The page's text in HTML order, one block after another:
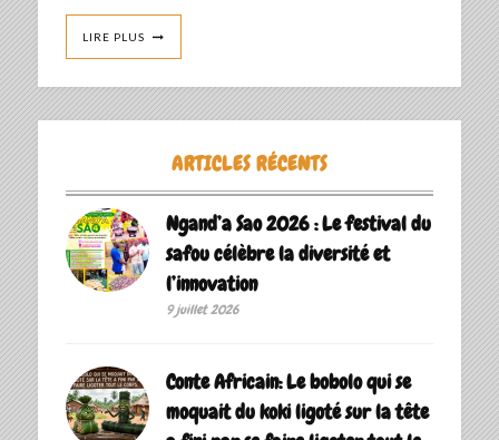
LIRE PLUS
ARTICLES RÉCENTS
Ngand’a Sao 2026 : Le festival du
safou célèbre la diversité et
l’innovation
9 juillet 2026
Conte Africain: Le bobolo qui se
moquait du koki ligoté sur la tête